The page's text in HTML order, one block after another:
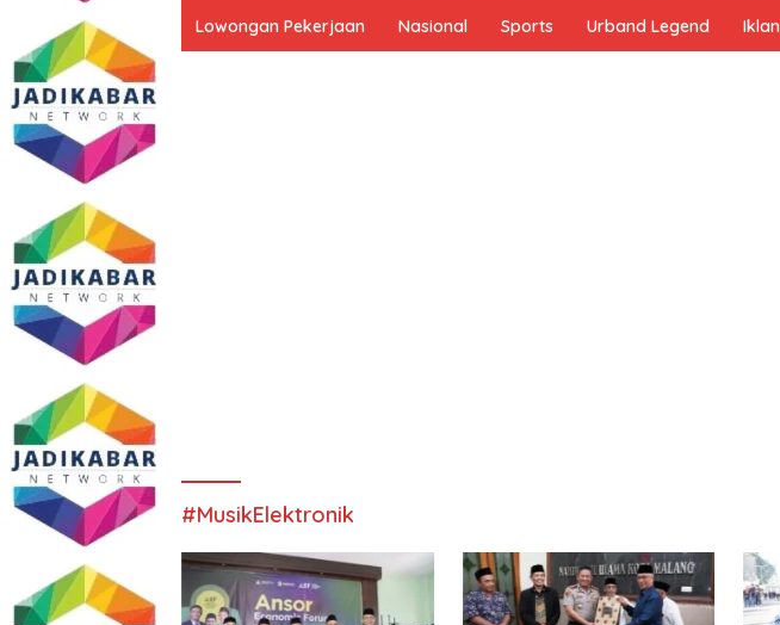
Lowongan Pekerjaan Nasional Sports Urband Legend Iklan
#MusikElektronik